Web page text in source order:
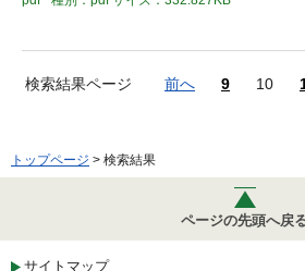
検索結果ページ 前へ 9 10
トップページ > 検索結果
ページの先頭へ戻
サイトマップ